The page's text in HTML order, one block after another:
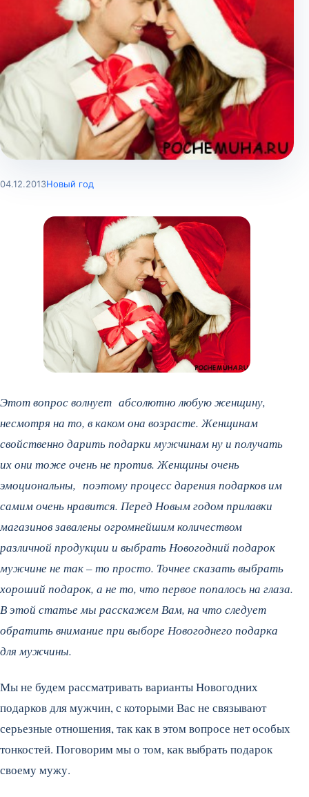
04.12.2013Новый год
Этот вопрос волнует абсолютно любую женщину,
несмотря на то, в каком она возрасте. Женщинам
свойственно дарить подарки мужчинам ну и получать
их они тоже очень не против. Женщины очень
эмоциональны, поэтому процесс дарения подарков им
самим очень нравится. Перед Новым годом прилавки
магазинов завалены огромнейшим количеством
различной продукции и выбрать Новогодний подарок
мужчине не так – то просто. Точнее сказать выбрать
хороший подарок, а не то, что первое попалось на глаза.
В этой статье мы расскажем Вам, на что следует
обратить внимание при выборе Новогоднего подарка
для мужчины.
Мы не будем рассматривать варианты Новогодних
подарков для мужчин, с которыми Вас не связывают
серьезные отношения, так как в этом вопросе нет особых
тонкостей. Поговорим мы о том, как выбрать подарок
своему мужу.